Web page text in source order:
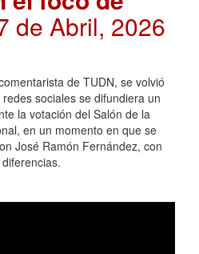
de Abril, 2026
de TUDN, se volvió
sociales se difundiera un
la votación del Salón de la
en un momento en que se
José Ramón Fernández, con